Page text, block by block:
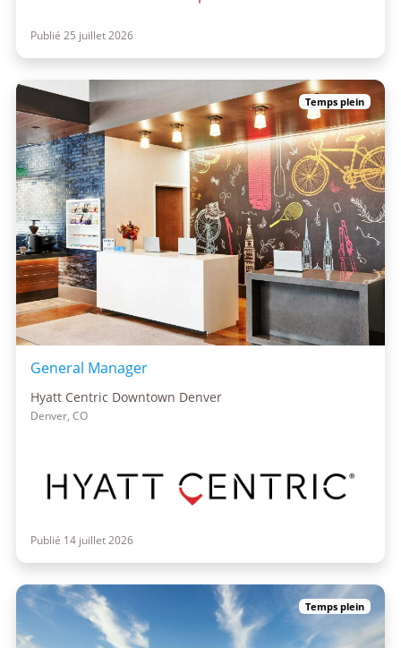
Publié 25 juillet 2026
Temps plein
General Manager
Hyatt Centric Downtown Denver
Denver, CO
Publié 14 juillet 2026
Temps plein